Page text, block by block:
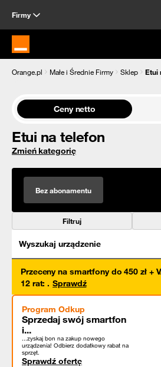
Firmy
Strona główna Orange.pl
Orange.pl Małe i Średnie Firmy Sklep Etui
Ceny netto
Etui na telefon
Zmień kategorię
Bez abonamentu
Filtruj
Wyszukaj urządzenie
Przeceny na smartfony do 450 zł +
12 rat: . Sprawdź
Program Odkup
Sprzedaj swój smartfon
i...
...zyskaj bon na zakup nowego
urządzenia! Odbierz dodatkowy rabat na
sprzęt.
Sprawdź ofertę